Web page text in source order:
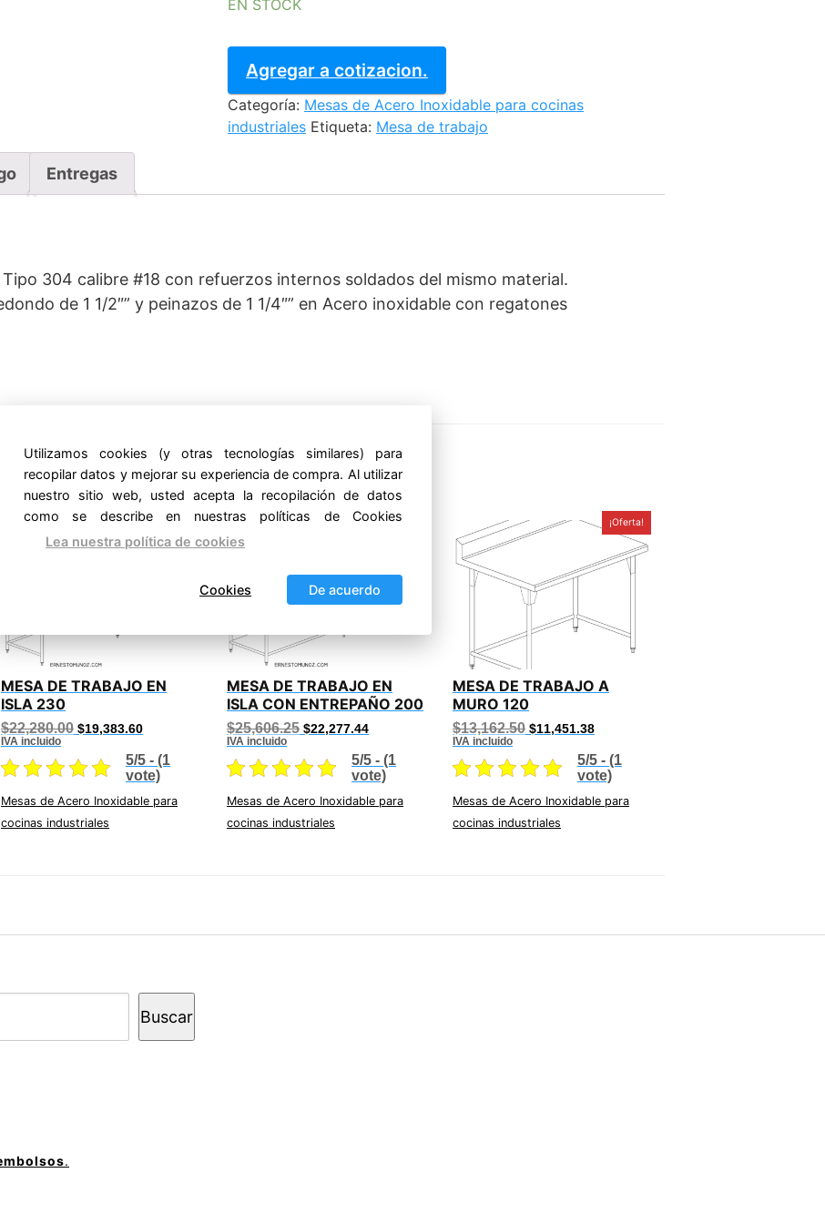
EN STOCK
TRABAJO
A
MURO
Agregar a cotizacion.
Categoría: Mesas de Acero Inoxidable para cocinas
industriales Etiqueta: Mesa de trabajo
Entregas
304 calibre #18 con refuerzos internos soldados del mismo material.
de 1 1/2″” y peinazos de 1 1/4″” en Acero inoxidable con regatones
¡Oferta!
MESA DE TRABAJO EN
ISLA 230
$22,280.00 Original
price
$22,280.00.
$19,383.60Current
price
is:
$19,383.60.
IVA incluido
5/5 - (1
vote)
Mesas de Acero Inoxidable para
cocinas industriales
¡Oferta!
MESA DE TRABAJO EN
ISLA CON ENTREPAÑO 200
$25,606.25 Original
price
$25,606.25.
$22,277.44
price
is:
$22,277.44.
IVA incluido
5/5 - (1
vote)
Mesas de Acero Inoxidable para
cocinas industriales
¡Oferta!
MESA DE TRABAJO A
MURO 120
$13,162.50 Original
price
$13,162.50.
$11,451.38
price
is:
$11,451.38.
IVA incluido
5/5 - (1
vote)
Mesas de Acero Inoxidable para
cocinas industriales
Buscar
.
Utilizamos cookies (y otras tecnologías similares) para
recopilar datos y mejorar su experiencia de compra. Al utilizar
nuestro sitio web, usted acepta la recopilación de datos
como se describe en nuestras políticas de Cookies
Lea nuestra política de cookies
De acuerdo
Cookies